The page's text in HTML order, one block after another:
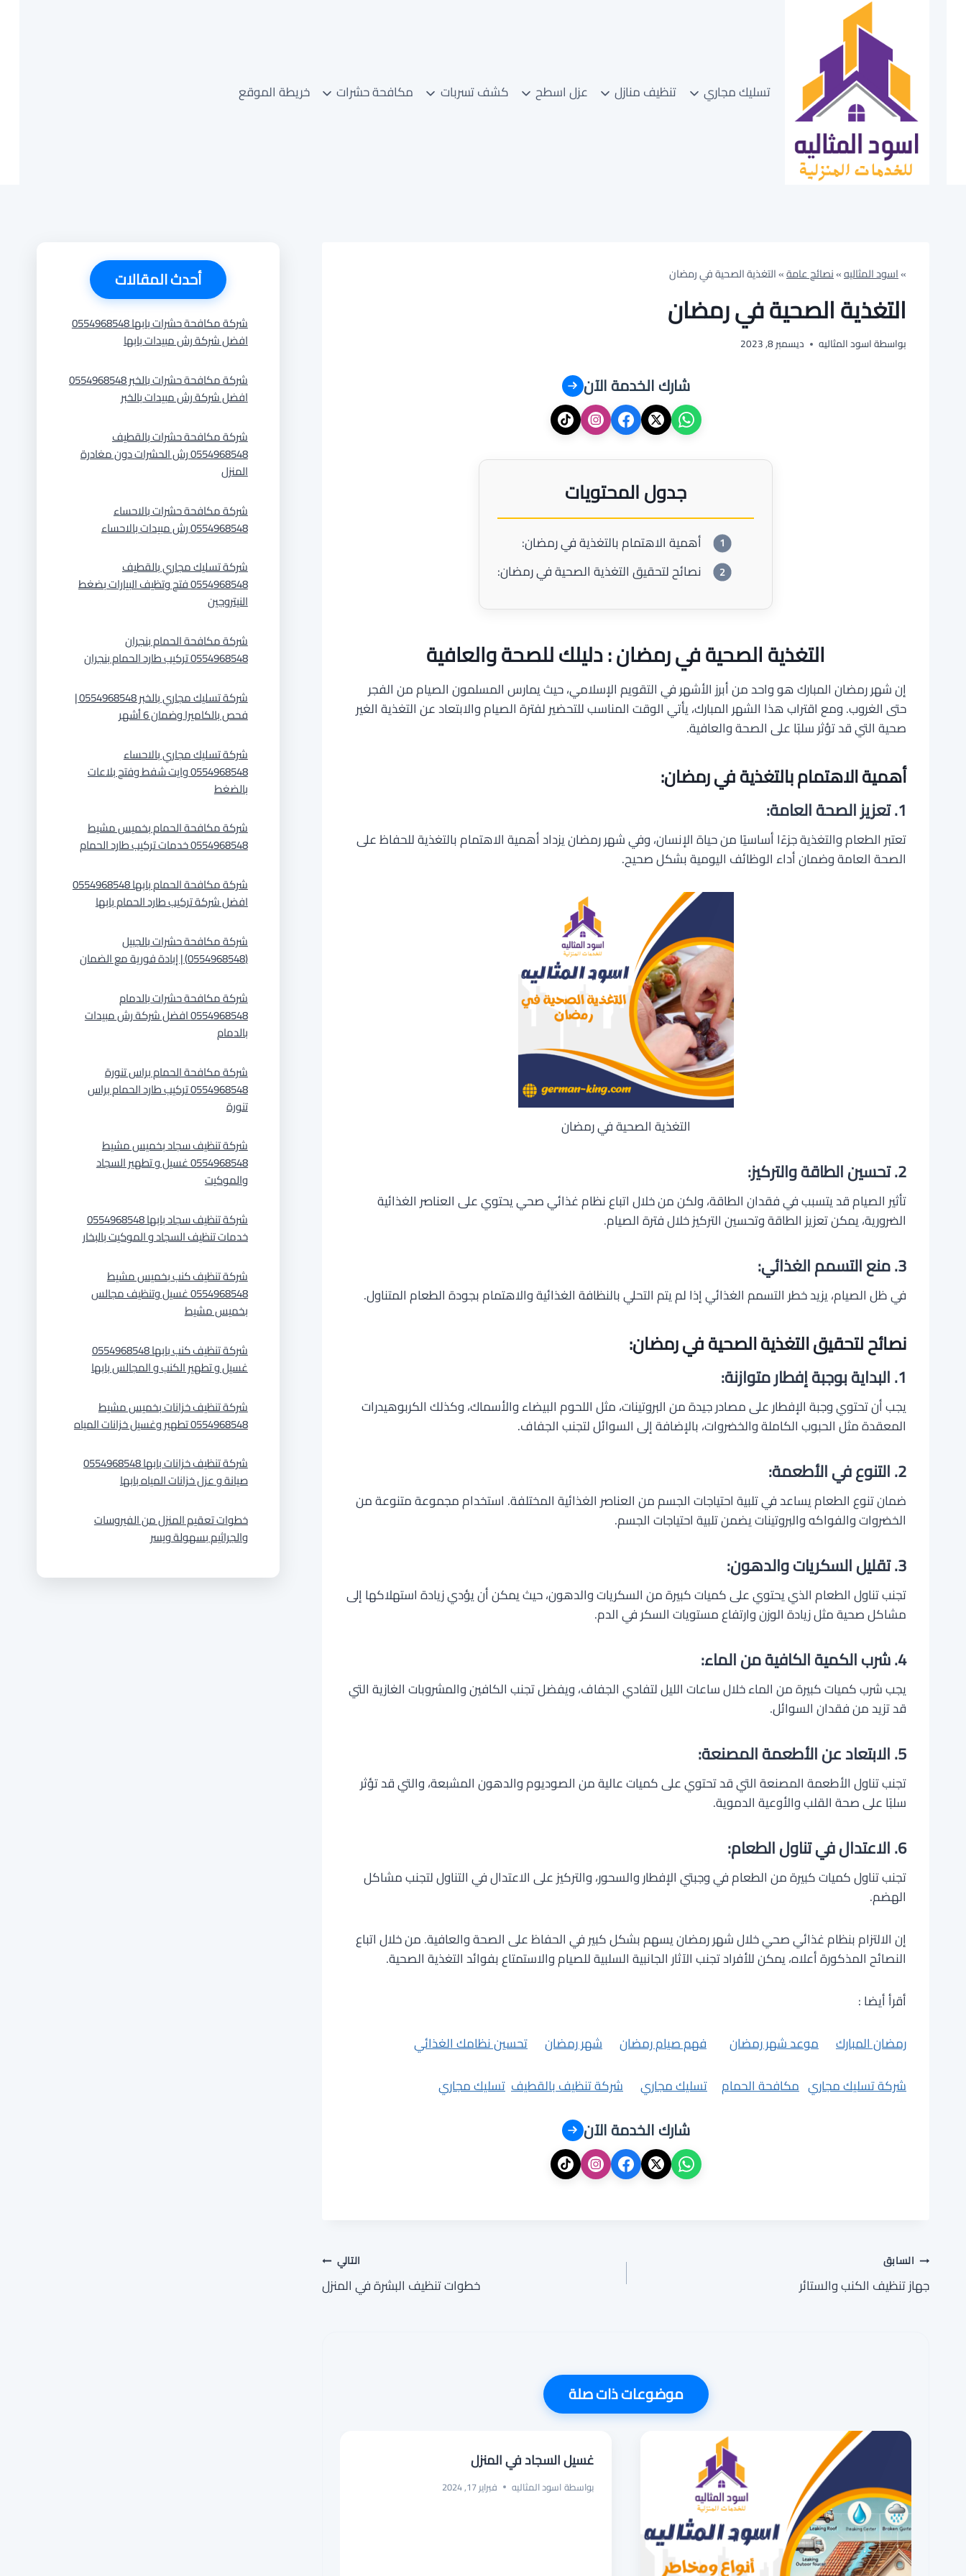
تسليك مجاري
تنظيف منازل عزل اسطح كشف تسربات مكافحة حشرات خريطة الموقع
»اسود المثاليه»نصائح عامة»التغذية الصحية في رمضان
التغذية الصحية في رمضان
بواسطةاسود المثاليه ديسمبر 8, 2023
شارك الخدمة الآن
جدول المحتويات
أهمية الاهتمام بالتغذية في رمضان:
نصائح لتحقيق التغذية الصحية في رمضان:
التغذية الصحية في رمضان : دليلك للصحة والعافية
إن شهر رمضان المبارك هو واحد من أبرز الأشهر في التقويم الإسلامي، حيث يمارس المسلمون الصيام من الفجر
حتى الغروب. ومع اقتراب هذا الشهر المبارك، يأتي الوقت المناسب للتحضير لفترة الصيام والابتعاد عن التغذية الغير
صحية التي قد تؤثر سلبًا على الصحة والعافية.
أهمية الاهتمام بالتغذية في رمضان:
1. تعزيز الصحة العامة:
تعتبر الطعام والتغذية جزءًا أساسيًا من حياة الإنسان، وفي شهر رمضان يزداد أهمية الاهتمام بالتغذية للحفاظ على
الصحة العامة وضمان أداء الوظائف اليومية بشكل صحيح.
التغذية الصحية في رمضان
2. تحسين الطاقة والتركيز:
تأثير الصيام قد يتسبب في فقدان الطاقة، ولكن من خلال اتباع نظام غذائي صحي يحتوي على العناصر الغذائية
الضرورية، يمكن تعزيز الطاقة وتحسين التركيز خلال فترة الصيام.
3. منع التسمم الغذائي:
في ظل الصيام، يزيد خطر التسمم الغذائي إذا لم يتم التحلي بالنظافة الغذائية والاهتمام بجودة الطعام المتناول.
نصائح لتحقيق التغذية الصحية في رمضان:
1. البداية بوجبة إفطار متوازنة:
يجب أن تحتوي وجبة الإفطار على مصادر جيدة من البروتينات، مثل اللحوم البيضاء والأسماك، وكذلك الكربوهيدرات
المعقدة مثل الحبوب الكاملة والخضروات، بالإضافة إلى السوائل لتجنب الجفاف.
2. التنوع في الأطعمة:
ضمان تنوع الطعام يساعد في تلبية احتياجات الجسم من العناصر الغذائية المختلفة. استخدام مجموعة متنوعة من
الخضروات والفواكه والبروتينات يضمن تلبية احتياجات الجسم.
3. تقليل السكريات والدهون:
تجنب تناول الطعام الذي يحتوي على كميات كبيرة من السكريات والدهون، حيث يمكن أن يؤدي زيادة استهلاكها إلى
مشاكل صحية مثل زيادة الوزن وارتفاع مستويات السكر في الدم.
4. شرب الكمية الكافية من الماء:
يجب شرب كميات كبيرة من الماء خلال ساعات الليل لتفادي الجفاف، ويفضل تجنب الكافين والمشروبات الغازية التي
قد تزيد من فقدان السوائل.
5. الابتعاد عن الأطعمة المصنعة:
تجنب تناول الأطعمة المصنعة التي قد تحتوي على كميات عالية من الصوديوم والدهون المشبعة، والتي قد تؤثر
سلبًا على صحة القلب والأوعية الدموية.
6. الاعتدال في تناول الطعام:
تجنب تناول كميات كبيرة من الطعام في وجبتي الإفطار والسحور، والتركيز على الاعتدال في التناول لتجنب مشاكل
الهضم.
إن الالتزام بنظام غذائي صحي خلال شهر رمضان يسهم بشكل كبير في الحفاظ على الصحة والعافية. من خلال اتباع
النصائح المذكورة أعلاه، يمكن للأفراد تجنب الآثار الجانبية السلبية للصيام والاستمتاع بفوائد التغذية الصحية.
أقرأ أيضا :
رمضان المبارك
موعد شهر رمضان فهم صيام رمضان شهر رمضان
تحسين نظامك الغذائي
شركة تسليك مجاري مكافحة الحمام تسليك مجاري شركة تنظيف بالقطيف تسليك مجاري
شارك الخدمة الآن
تصفّح
المقالات
السابق
جهاز تنظيف الكنب والستائر
التالي
خطوات تنظيف البشرة في المنزل
موضوعات ذات صلة
غسيل السجاد في المنزل
بواسطةاسود المثاليه فبراير 17, 2024
أحدث المقالات
شركة مكافحة حشرات بابها 0554968548
افضل شركة رش مبيدات بابها
شركة مكافحة حشرات بالخبر 0554968548
افضل شركة رش مبيدات بالخبر
شركة مكافحة حشرات بالقطيف
0554968548 رش الحشرات دون مغادرة
المنزل
شركة مكافحة حشرات بالاحساء
0554968548 رش مبيدات بالاحساء
شركة تسليك مجاري بالقطيف
0554968548 فتح وتظيف البيارات بضغط
النيتروجين
شركة مكافحة الحمام بنجران
0554968548 تركيب طارد الحمام بنجران
شركة تسليك مجاري بالخبر 0554968548 |
فحص بالكاميرا وضمان 6 أشهر
شركة تسليك مجاري بالاحساء
0554968548 وايت شفط وفتح بلاعات
بالضغط
شركة مكافحة الحمام بخميس مشيط
0554968548 خدمات تركيب طارد الحمام
شركة مكافحة الحمام بابها 0554968548
افضل شركة تركيب طارد الحمام بابها
شركة مكافحة حشرات بالجبيل
(0554968548) | إبادة فورية مع الضمان
شركة مكافحة حشرات بالدمام
0554968548 افضل شركة رش مبيدات
بالدمام
شركة مكافحة الحمام براس تنورة
0554968548 تركيب طارد الحمام براس
تنورة
شركة تنظيف سجاد بخميس مشيط
0554968548 غسيل و تطهير السجاد
والموكيت
شركة تنظيف سجاد بابها 0554968548
خدمات تنظيف السجاد و الموكيت بالبخار
شركة تنظيف كنب بخميس مشيط
0554968548 غسيل وتنظيف مجالس
بخميس مشيط
شركة تنظيف كنب بابها 0554968548
غسيل و تطهير الكنب و المجالس بابها
شركة تنظيف خزانات بخميس مشيط
0554968548 تطهير وغسيل خزانات المياه
شركة تنظيف خزانات بابها 0554968548
صيانة و عزل خزانات المياه بابها
خطوات تعقيم المنزل من الفيروسات
والجراثيم بسهولة ويسر